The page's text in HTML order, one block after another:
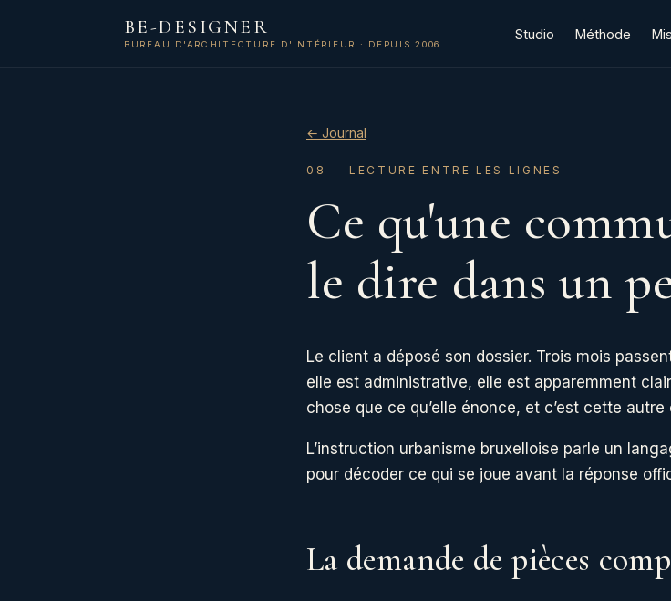
BE-DESIGNER
BUREAU D'ARCHITECTURE D'INTÉRIEUR · DEPUIS 2006
Studio Méthode
← Journal
08 — LECTURE ENTRE LES LIGNES
Ce qu'une
le dire dans un
Le client a déposé son dossier. Trois mois
elle est administrative, elle est apparemment
chose que ce qu’elle énonce, et c’est cette
L’instruction urbanisme bruxelloise parle un
pour décoder ce qui se joue avant la réponse
La demande de pièces